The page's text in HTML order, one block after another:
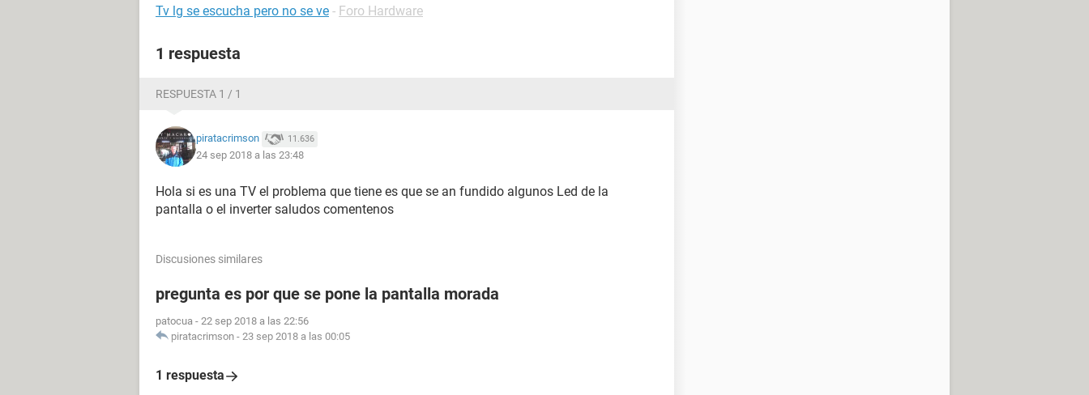
Tv lg se escucha pero no se ve - Foro Hardware
1 respuesta
RESPUESTA 1 / 1
piratacrimson 11.636
24 sep 2018 a las 23:48
Hola si es una TV el problema que tiene es que se an fundido algunos Led de la
pantalla o el inverter saludos comentenos
Discusiones similares
pregunta es por que se pone la pantalla morada
patocua - 22 sep 2018 a las 22:56
piratacrimson - 23 sep 2018 a las 00:05
1 respuesta